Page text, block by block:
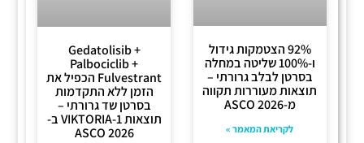
92% הצטמקות גידול
ו-100% שליטה במחלה
בסרטן לבלב גרורתי –
תוצאות מעוררות תקווה
מ-ASCO 2026
לקריאת המאמר »
Gedatolisib +
Palbociclib +
Fulvestrant הכפיל את
הזמן ללא התקדמות
בסרטן שד גרורתי –
תוצאות VIKTORIA-1 ב-
ASCO 2026